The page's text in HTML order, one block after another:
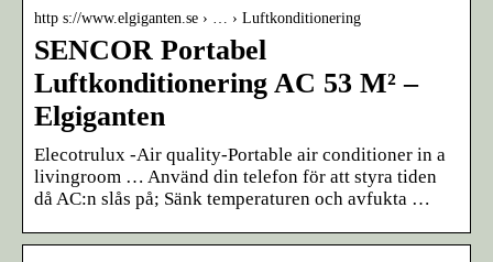
http s://www.elgiganten.se › … › Luftkonditionering
SENCOR Portabel
Luftkonditionering AC 53 M² –
Elgiganten
Elecotrulux -Air quality-Portable air conditioner in a
livingroom … Använd din telefon för att styra tiden
då AC:n slås på; Sänk temperaturen och avfukta …